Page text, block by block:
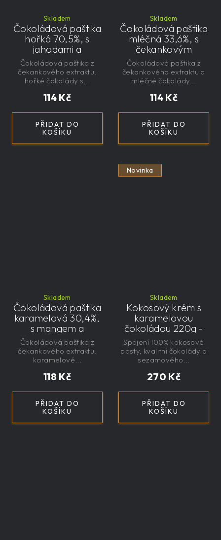
Skladem
Čokoládová paštika
hořká 70,5%, s
jahodami a
čekankovým
sirupem 100g -
nízkokalorická,
114 Kč
PŘIDAT DO
KOŠÍKU
Čokoládová paštika z
čekankového extraktu,
hořké čokolády s...
Skladem
Čokoládová paštika
mléčná 33,6%, s
čekankovým
sirupem 100g -
nízkokalorická,
řemeslná
114 Kč
PŘIDAT DO
KOŠÍKU
Čokoládová paštika z
čekankového extraktu a
mléčné čokolády...
Skladem
Čokoládová paštika
karamelová 30,4%,
s mangem a
čekankovým
sirupem 100g -
nízkokalorická,
118 Kč
PŘIDAT DO
KOŠÍKU
Čokoládová paštika z
čekankového extraktu,
karamelové...
Novinka
Skladem
Kokosový krém s
karamelovou
čokoládou 220g -
řemeslný
270 Kč
PŘIDAT DO
KOŠÍKU
Spojení 100% kokosové
pasty, kvalitní čokolády a
sezamového...